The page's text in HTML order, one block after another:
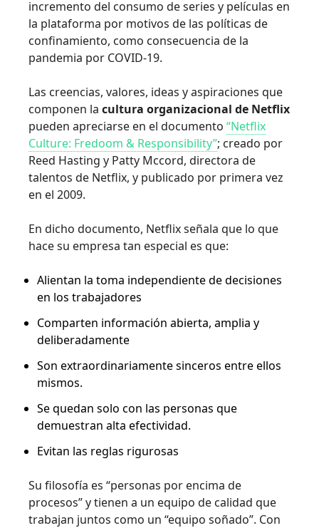
incremento del consumo de series y películas en
la plataforma por motivos de las políticas de
confinamiento, como consecuencia de la
pandemia por COVID-19.
Las creencias, valores, ideas y aspiraciones que
componen la cultura organizacional de Netflix
pueden apreciarse en el documento “Netflix
Culture: Fredoom & Responsibility”; creado por
Reed Hasting y Patty Mccord, directora de
talentos de Netflix, y publicado por primera vez
en el 2009.
En dicho documento, Netflix señala que lo que
hace su empresa tan especial es que:
Alientan la toma independiente de decisiones
en los trabajadores
Comparten información abierta, amplia y
deliberadamente
Son extraordinariamente sinceros entre ellos
mismos.
Se quedan solo con las personas que
demuestran alta efectividad.
Evitan las reglas rigurosas
Su filosofía es “personas por encima de
procesos” y tienen a un equipo de calidad que
trabajan juntos como un “equipo soñado”. Con